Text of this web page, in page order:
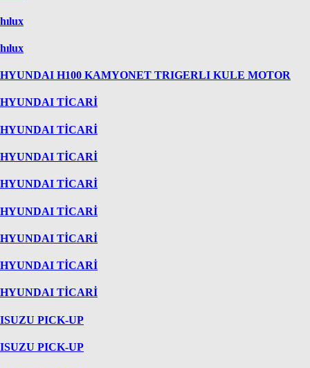
hılux
hılux
HYUNDAI H100 KAMYONET TRIGERLI KULE MOTOR
HYUNDAI TİCARİ
HYUNDAI TİCARİ
HYUNDAI TİCARİ
HYUNDAI TİCARİ
HYUNDAI TİCARİ
HYUNDAI TİCARİ
HYUNDAI TİCARİ
HYUNDAI TİCARİ
ISUZU PICK-UP
ISUZU PICK-UP